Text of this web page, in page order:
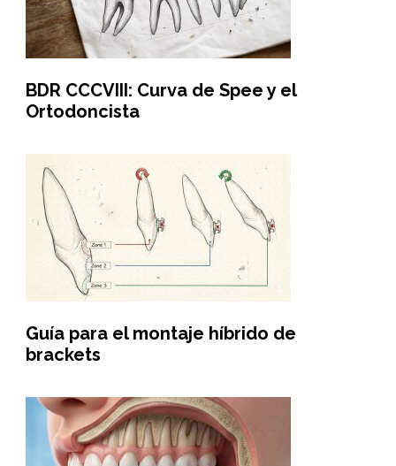
BDR CCCVIII: Curva de Spee y el
Ortodoncista
Guía para el montaje híbrido de
brackets